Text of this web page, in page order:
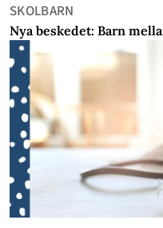
SKOLBARN
Nya beskedet: Barn